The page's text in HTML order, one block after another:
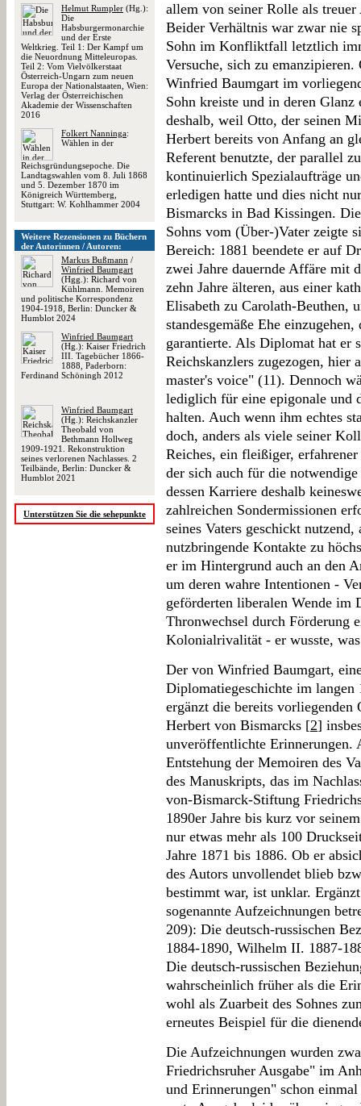
Helmut Rumpler (Hg.):
Die
Habsburgermonarchie
und der Erste
Weltkrieg. Teil 1: Der Kampf um
die Neuordnung Mitteleuropas.
Teil 2: Vom Vielvölkerstaat
Österreich-Ungarn zum neuen
Europa der Nationalstaaten, Wien:
Verlag der Österreichischen
Akademie der Wissenschaften
2016
Folkert Nanninga:
Wählen in der
Reichsgründungsepoche. Die
Landtagswahlen vom 8. Juli 1868
und 5. Dezember 1870 im
Königreich Württemberg,
Stuttgart: W. Kohlhammer 2004
Weitere Rezensionen zu Büchern
der Autorinnen / Autoren:
Markus Bußmann /
Winfried Baumgart
(Hgg.): Richard von
Kühlmann. Memoiren
und politische Korrespondenz
1904-1918, Berlin: Duncker &
Humblot 2024
Winfried Baumgart
(Hg.): Kaiser Friedrich
III. Tagebücher 1866-
1888, Paderborn:
Ferdinand Schöningh 2012
Winfried Baumgart
(Hg.): Reichskanzler
Theobald von
Bethmann Hollweg
1909-1921. Rekonstruktion
seines verlorenen Nachlasses. 2
Teilbände, Berlin: Duncker &
Humblot 2021
Unterstützen Sie die sehepunkte
allem von seiner Rolle als treuer
Beider Verhältnis war zwar nie
Sohn im Konfliktfall letztlich
Versuche, sich zu
Winfried Baumgart im
Sohn kreiste und in deren
deshalb, weil Otto, der seinen
Herbert bereits von Anfang an
Referent benutzte, der parallel
kontinuierlich Spezialaufträge
erledigen hatte und dies nicht
Bismarcks in Bad Kissingen.
Sohns vom (Über-)Vater zeigte
Bereich: 1881 beendete er auf
zwei Jahre dauernde Affäre mit
zehn Jahre älteren, aus einer
Elisabeth zu Carolath-Beuthen,
standesgemäße Ehe
garantierte. Als Diplomat hat er
Reichskanzlers zugezogen,
master's voice" (11). Dennoch
lediglich für eine epigonale und
halten. Auch wenn ihm echtes
doch, anders als viele seiner
Reiches, ein fleißiger,
der sich auch für die
dessen Karriere deshalb
zahlreichen Sondermissionen
seines Vaters geschickt
nutzbringende Kontakte zu
er im Hintergrund auch an den
um deren wahre Intentionen -
geförderten liberalen Wende im
Thronwechsel durch Förderung
Kolonialrivalität - er wusste,
Der von Winfried Baumgart,
Diplomatiegeschichte im langen
ergänzt die bereits
Herbert von Bismarcks [2]
unveröffentlichte Erinnerungen.
Entstehung der Memoiren des
des Manuskripts, das im
von-Bismarck-Stiftung
1890er Jahre bis kurz vor
nur etwas mehr als 100
Jahre 1871 bis 1886. Ob er
des Autors unvollendet blieb
bestimmt war, ist unklar.
sogenannte Aufzeichnungen
209): Die deutsch-russischen
1884-1890, Wilhelm II. 1887-
Die deutsch-russischen
wahrscheinlich früher als die
wohl als Zuarbeit des Sohnes
erneutes Beispiel für die
Die Aufzeichnungen wurden
Friedrichsruher Ausgabe" im
und Erinnerungen" schon